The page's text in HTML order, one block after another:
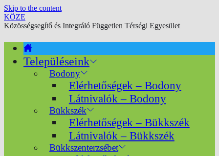
Skip to the content
KÖZE
Közösségsegítő és Integráló Független Térségi Egyesület
Településeink
Bodony
Elérhetőségek – Bodony
Látnivalók – Bodony
Bükkszék
Elérhetőségek – Bükkszék
Látnivalók – Bükkszék
Bükkszenterzsébet